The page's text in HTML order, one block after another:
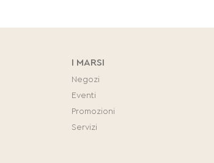
I MARSI
Negozi
Eventi
Promozioni
Servizi